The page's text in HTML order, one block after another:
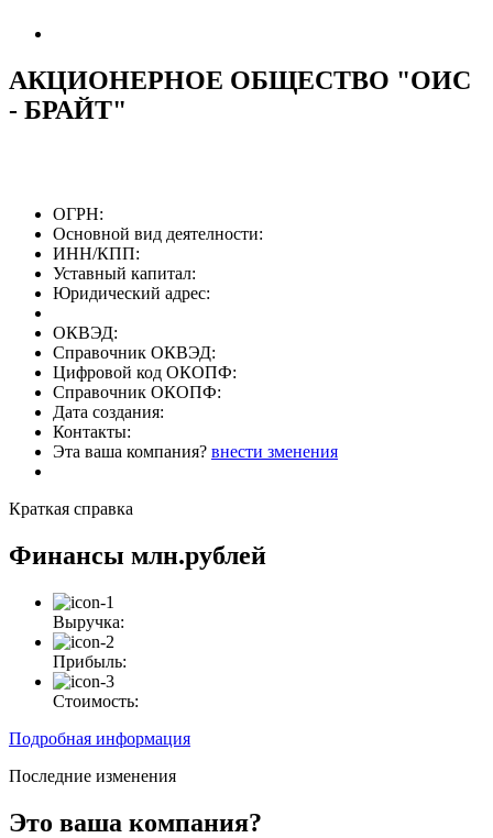
АКЦИОНЕРНОЕ ОБЩЕСТВО "ОИС
- БРАЙТ"
ОГРН:
Основной вид деятелности:
ИНН/КПП:
Уставный капитал:
Юридический адрес:
ОКВЭД:
Справочник ОКВЭД:
Цифровой код ОКОПФ:
Справочник ОКОПФ:
Дата создания:
Контакты:
Эта ваша компания? внести зменения
Краткая справка
Финансы млн.рублей
Выручка:
Прибыль:
Стоимость:
Подробная информация
Последние изменения
Это ваша компания?